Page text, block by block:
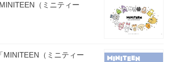
（ミニティー
MINITEEN（ミニティー